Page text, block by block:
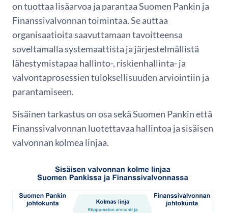
on tuottaa lisäarvoa ja parantaa Suomen Pankin ja
Finanssivalvonnan toimintaa. Se auttaa
organisaatioita saavuttamaan tavoitteensa
soveltamalla systemaattista ja järjestelmällistä
lähestymistapaa hallinto-, riskienhallinta- ja
valvontaprosessien tuloksellisuuden arviointiin ja
parantamiseen.
Sisäinen tarkastus on osa sekä Suomen Pankin että
Finanssivalvonnan luotettavaa hallintoa ja sisäisen
valvonnan kolmea linjaa.